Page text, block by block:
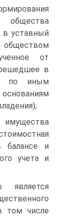
общества
в уставный
от
в
и по иным
балансе и
учета и
является
том числе